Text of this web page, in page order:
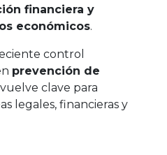
financiera y
económicos.
control
prevención de
clave para
legales, financieras y